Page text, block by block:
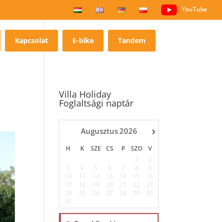
YouTube
Kapcsolat E-bike Tandem
Villa Holiday
Foglaltsági naptár
›
Augusztus2026
H K SZE CS P SZO
V
1
2
3
4 5 6 7 8
9
10
11 12 13 14 15
16
17
18 19 20 21 22
23
24
25 26 27 28 29
30
31